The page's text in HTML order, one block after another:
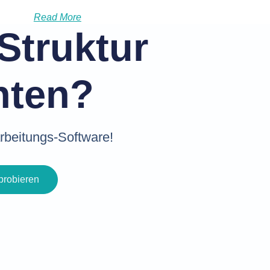
Read More
Software!